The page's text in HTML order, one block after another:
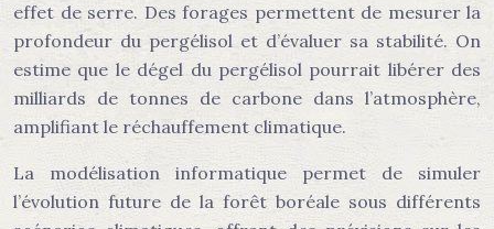
effet de serre. Des forages permettent de mesurer la
profondeur du pergélisol et d’évaluer sa stabilité. On
estime que le dégel du pergélisol pourrait libérer des
milliards de tonnes de carbone dans l’atmosphère,
amplifiant le réchauffement climatique.
La modélisation informatique permet de simuler
l’évolution future de la forêt boréale sous différents